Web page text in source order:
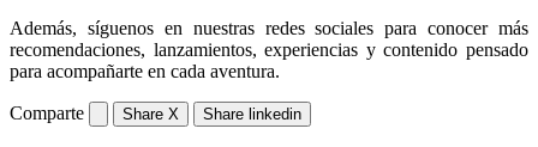
Además, síguenos en nuestras redes sociales para conocer más
recomendaciones, lanzamientos, experiencias y contenido pensado
para acompañarte en cada aventura.
Comparte Share X Share linkedin